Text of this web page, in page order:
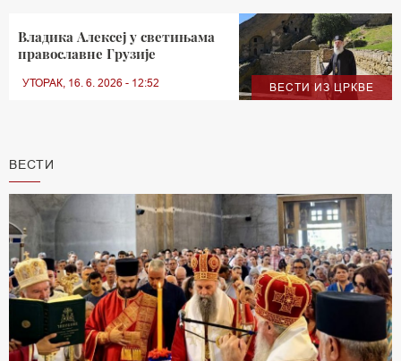
ВЕСТИ ИЗ ЦРКВЕ
Владика Алексеј у светињама
православне Грузије
УТОРАК, 16. 6. 2026 - 12:52
ВЕСТИ